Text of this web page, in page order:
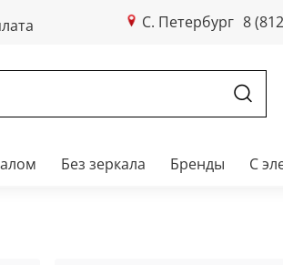
С. Петербург 8
Без зеркала Бренды С